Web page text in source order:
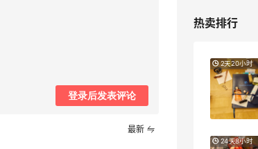
登录后发表评论
最新
热卖排行
满$200享8.5折优惠+部分送好礼
2天20小时
24天8小时